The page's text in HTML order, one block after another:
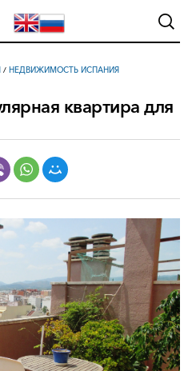
/ НЕДВИЖИМОСТЬ ИСПАНИЯ
квартира для